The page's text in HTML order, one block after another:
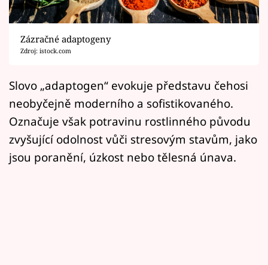
Sledujte prima+
Filmový festival Karlovy Vary
Mámy sobě
Přihlášení
Zázračné adaptogeny
Zdroj: istock.com
Slovo „adaptogen“ evokuje představu čehosi
neobyčejně moderního a sofistikovaného.
Označuje však potravinu rostlinného původu
zvyšující odolnost vůči stresovým stavům, jako
jsou poranění, úzkost nebo tělesná únava.